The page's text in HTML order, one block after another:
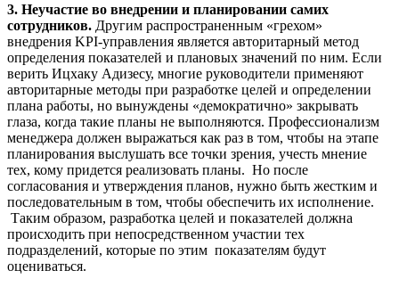
3. Неучастие во внедрении и планировании самих
сотрудников. Другим распространенным «грехом»
внедрения KPI-управления является авторитарный метод
определения показателей и плановых значений по ним. Если
верить Ицхаку Адизесу, многие руководители применяют
авторитарные методы при разработке целей и определении
плана работы, но вынуждены «демократично» закрывать
глаза, когда такие планы не выполняются. Профессионализм
менеджера должен выражаться как раз в том, чтобы на этапе
планирования выслушать все точки зрения, учесть мнение
тех, кому придется реализовать планы. Но после
согласования и утверждения планов, нужно быть жестким и
последовательным в том, чтобы обеспечить их исполнение.
Таким образом, разработка целей и показателей должна
происходить при непосредственном участии тех
подразделений, которые по этим показателям будут
оцениваться.